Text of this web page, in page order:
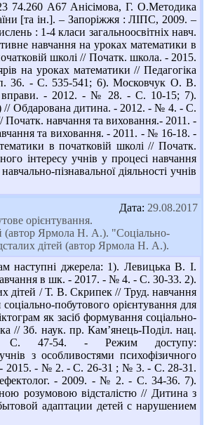
74.260 А67 Анісімова, Г. О.Методика
[та ін.]. – Запоріжжя : ЛІПС, 2009. –
: 1-4 класи загальноосвітніх навч.
навчання на уроках математики в
школі // Початк. школа. - 2015.
на уроках математики // Педагогіка
36. - С. 535-541; 6). Московчук О. В.
вправи. - 2012. - № 28. - С. 10-15; 7).
// Обдарована дитина. - 2012. - № 4. - С.
Початк. навчання та виховання.- 2011. -
та виховання. - 2011. - № 16-18. -
в початковій школі // Початк.
інтересу учнів у процесі навчання
пізнавальної діяльності учнів
Дата: 29.08.2017
орієнтування.
(автор Ярмола Н. А.). "Соціально-
дітей (автор Ярмола Н. А.).
наступні джерела: 1). Левицька В. І.
в шк. - 2017. - № 4. - С. 30-33. 2).
дітей / Т. В. Скрипек // Труд. навчання
побутового орієнтування для
як засіб формування соціально-
// Зб. наук. пр. Кам’янець-Поділ. нац.
С. 47-54. - Режим доступу:
з особливостями психофізичного
- 2015. - № 2. - С. 26-31 ; № 3. - С. 28-31.
Дефектолог. - 2009. - № 2. - С. 34-36. 7).
розумовою відсталістю // Дитина з
адаптации детей с нарушением